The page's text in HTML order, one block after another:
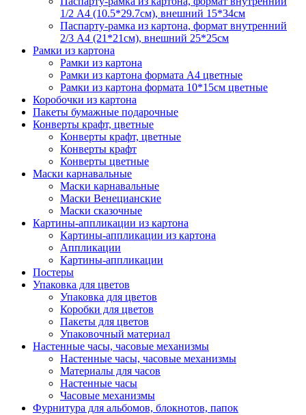
1/2 А4 (10.5*29.7см), внешний 15*34см
Паспарту-рамка из картона, формат внутренний
2/3 А4 (21*21см), внешний 25*25см
Рамки из картона
Рамки из картона
Рамки из картона формата А4 цветные
Рамки из картона формата 10*15см цветные
Коробочки из картона
Пакеты бумажные подарочные
Конверты крафт, цветные
Конверты крафт, цветные
Конверты крафт
Конверты цветные
Маски карнавальные
Маски карнавальные
Маски Венецианские
Маски сказочные
Картины-аппликации из картона
Картины-аппликации из картона
Аппликации
Картины-аппликации
Постеры
Упаковка для цветов
Упаковка для цветов
Коробки для цветов
Пакеты для цветов
Упаковочный материал
Настенные часы, часовые механизмы
Настенные часы, часовые механизмы
Материалы для часов
Настенные часы
Часовые механизмы
Фурнитура для альбомов, блокнотов, папок